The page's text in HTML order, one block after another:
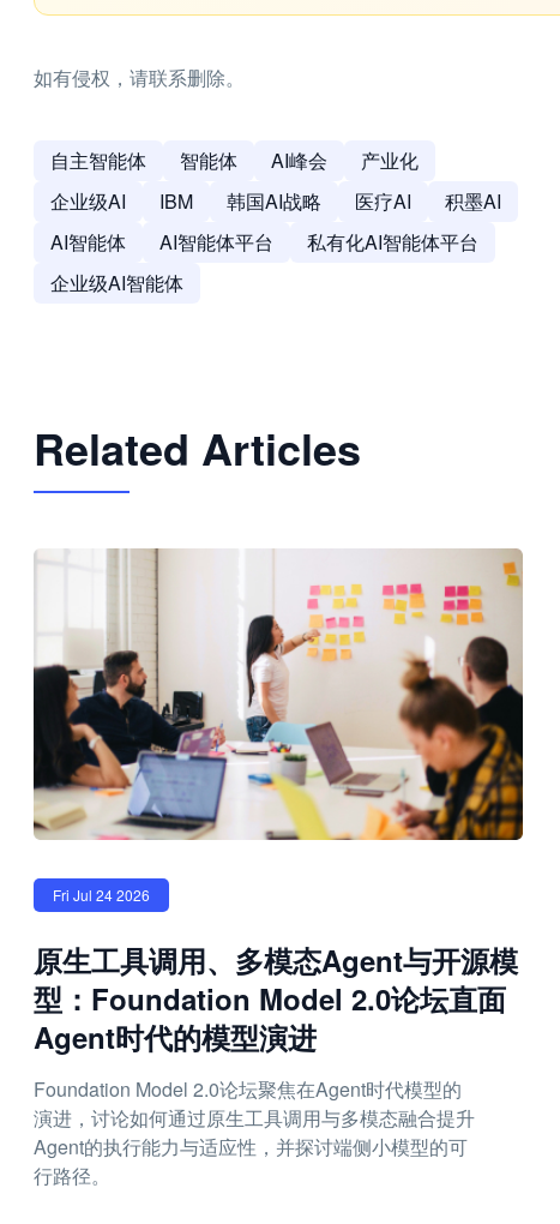
如有侵权，请联系删除。
自主智能体 智能体 AI峰会
产业化
企业级AI
IBM 韩国AI战略 医疗AI
积墨AI
AI智能体
AI智能体平台
私有化AI智能体平台
企业级AI智能体
Related Articles
Fri Jul 24 2026
原生工具调用、多模态Agent与开源模
型：Foundation Model 2.0论坛直面
Agent时代的模型演进
Foundation Model 2.0论坛聚焦在Agent时代模型的
演进，讨论如何通过原生工具调用与多模态融合提升
Agent的执行能力与适应性，并探讨端侧小模型的可
行路径。